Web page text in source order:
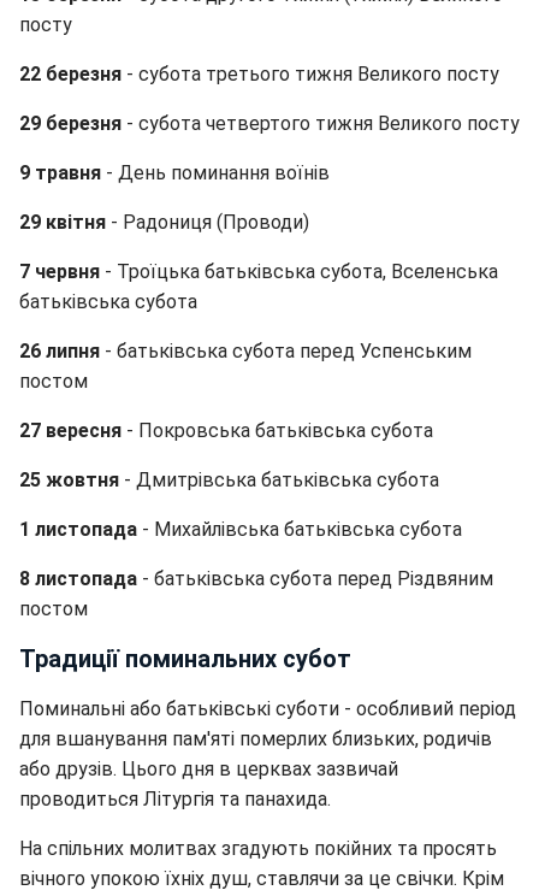
посту
22 березня - субота третього тижня Великого посту
29 березня - субота четвертого тижня Великого посту
9 травня - День поминання воїнів
29 квітня - Радониця (Проводи)
7 червня - Троїцька батьківська субота, Вселенська
батьківська субота
26 липня - батьківська субота перед Успенським
постом
27 вересня - Покровська батьківська субота
25 жовтня - Дмитрівська батьківська субота
1 листопада - Михайлівська батьківська субота
8 листопада - батьківська субота перед Різдвяним
постом
Традиції поминальних субот
Поминальні або батьківські суботи - особливий період
для вшанування пам'яті померлих близьких, родичів
або друзів. Цього дня в церквах зазвичай
проводиться Літургія та панахида.
На спільних молитвах згадують покійних та просять
вічного упокою їхніх душ, ставлячи за це свічки. Крім